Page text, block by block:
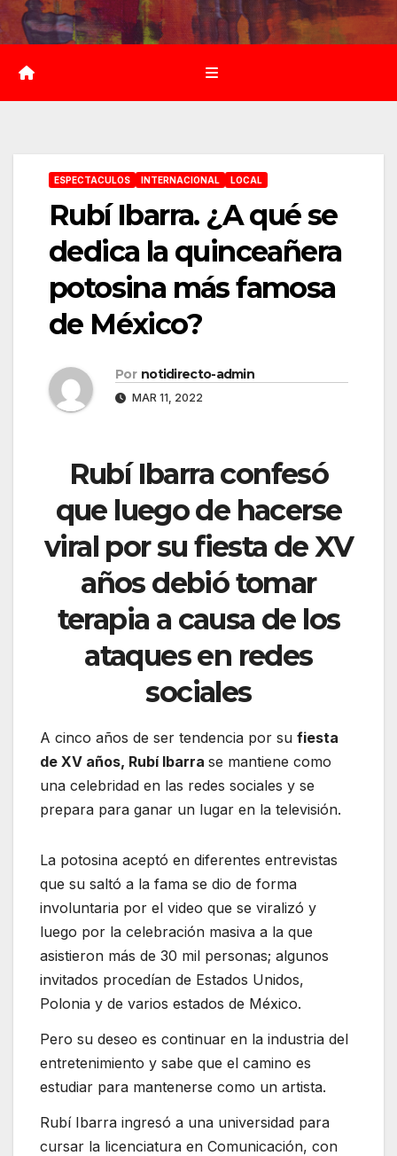
Saltar
al
contenido
ESPECTACULOS INTERNACIONAL LOCAL
Rubí Ibarra. ¿A qué se
dedica la quinceañera
potosina más famosa
de México?
Por notidirecto-admin
MAR 11, 2022
Rubí Ibarra confesó
que luego de hacerse
viral por su fiesta de XV
años debió tomar
terapia a causa de los
ataques en redes
sociales
A cinco años de ser tendencia por su fiesta
de XV años, Rubí Ibarra se mantiene como
una celebridad en las redes sociales y se
prepara para ganar un lugar en la televisión.
La potosina aceptó en diferentes entrevistas
que su saltó a la fama se dio de forma
involuntaria por el video que se viralizó y
luego por la celebración masiva a la que
asistieron más de 30 mil personas; algunos
invitados procedían de Estados Unidos,
Polonia y de varios estados de México.
Pero su deseo es continuar en la industria del
entretenimiento y sabe que el camino es
estudiar para mantenerse como un artista.
Rubí Ibarra ingresó a una universidad para
cursar la licenciatura en Comunicación, con